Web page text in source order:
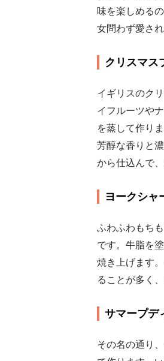
味を楽しめる
女問わず愛され
クリスマス
イギリスのク
イフルーツや
を蒸して作り
芳醇な香りと
から仕込んで
ヨークシャ
ふわふわもち
です。牛脂を
焼き上げます
ることが多く
サマープデ
その名の通り